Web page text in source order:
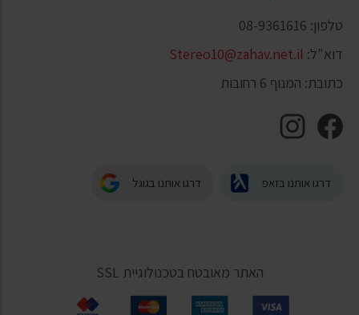
טלפון: 08-9361616
דוא"ל: Stereo10@zahav.net.il
כתובת: המנוף 6 רחובות
דרגו אותנו בזאפ דרגו אותנו בגוגל
האתר מאובטח בטכנולוגיית SSL